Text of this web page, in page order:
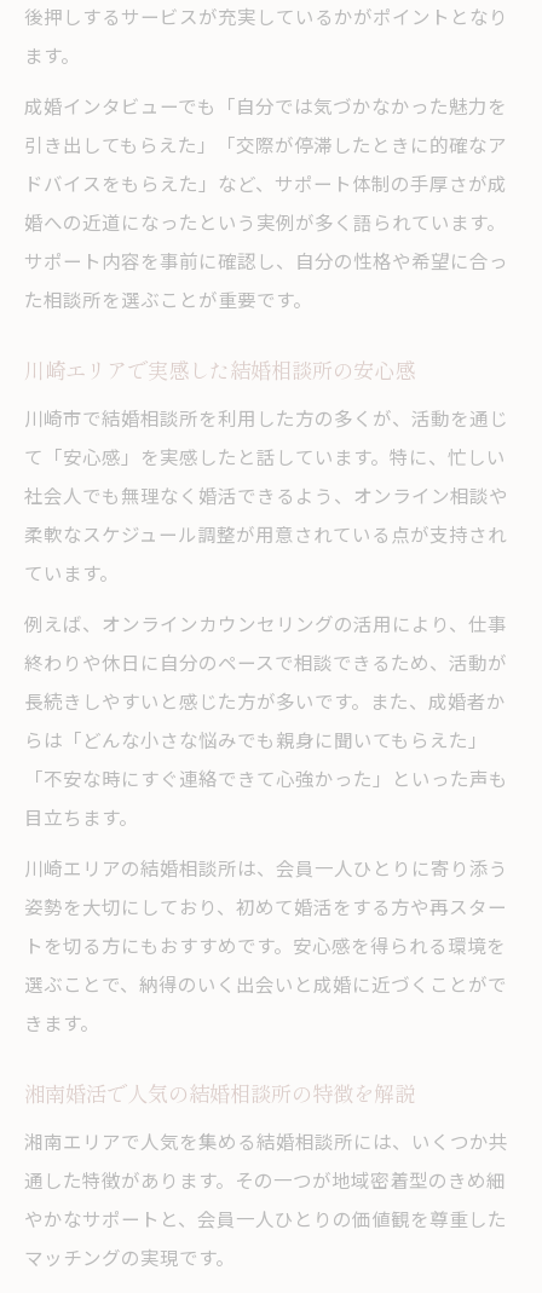
後押しするサービスが充実しているかがポイントとなり
ます。
成婚インタビューでも「自分では気づかなかった魅力を
引き出してもらえた」「交際が停滞したときに的確なア
ドバイスをもらえた」など、サポート体制の手厚さが成
婚への近道になったという実例が多く語られています。
サポート内容を事前に確認し、自分の性格や希望に合っ
た相談所を選ぶことが重要です。
川崎エリアで実感した結婚相談所の安心感
川崎市で結婚相談所を利用した方の多くが、活動を通じ
て「安心感」を実感したと話しています。特に、忙しい
社会人でも無理なく婚活できるよう、オンライン相談や
柔軟なスケジュール調整が用意されている点が支持され
ています。
例えば、オンラインカウンセリングの活用により、仕事
終わりや休日に自分のペースで相談できるため、活動が
長続きしやすいと感じた方が多いです。また、成婚者か
らは「どんな小さな悩みでも親身に聞いてもらえた」
「不安な時にすぐ連絡できて心強かった」といった声も
目立ちます。
川崎エリアの結婚相談所は、会員一人ひとりに寄り添う
姿勢を大切にしており、初めて婚活をする方や再スター
トを切る方にもおすすめです。安心感を得られる環境を
選ぶことで、納得のいく出会いと成婚に近づくことがで
きます。
湘南婚活で人気の結婚相談所の特徴を解説
湘南エリアで人気を集める結婚相談所には、いくつか共
通した特徴があります。その一つが地域密着型のきめ細
やかなサポートと、会員一人ひとりの価値観を尊重した
マッチングの実現です。